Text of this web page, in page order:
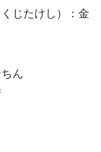
じたけし）：金
ん